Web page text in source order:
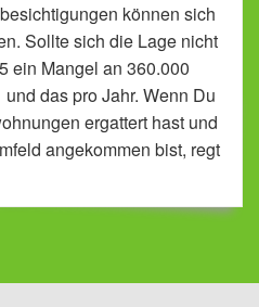
können sich
Sollte sich die Lage nicht
ein Mangel an 360.000
das pro Jahr. Wenn Du
ergattert hast und
angekommen bist, regt